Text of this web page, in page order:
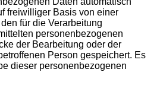
freiwilliger Basis von einer
für die Verarbeitung
personenbezogenen
der Bearbeitung oder der
Person gespeichert. Es
dieser personenbezogenen